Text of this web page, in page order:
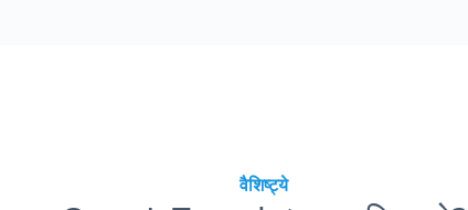
वैशिष्ट्ये